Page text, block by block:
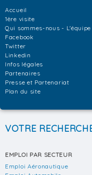
Accueil
1ère visite
Qui sommes-nous - L'équipe
Facebook
Twitter
Linkedin
Infos légales
Partenaires
Presse et Partenariat
Plan du site
VOTRE
EMPLOI PAR SECTEUR
Emploi Aéronautique